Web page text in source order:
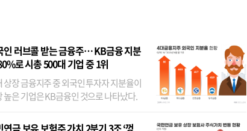
인 러브콜 받는 금융주… KB금융 지분
로 시총 500대 기업 중 1위
상장 금융지주 중 외국인 투자자 지분율이
높은 기업은 KB금융인 것으로 나타났다.
었다. 특히 KB금융은 지난달 말 기준 해외